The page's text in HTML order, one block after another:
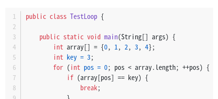
public class TestLoop {
public static void main(String[] args) {
int array[] = {0, 1, 2, 3, 4};
int key = 3;
for (int pos = 0; pos < array.length; ++pos) {
if (array[pos] == key) {
break;